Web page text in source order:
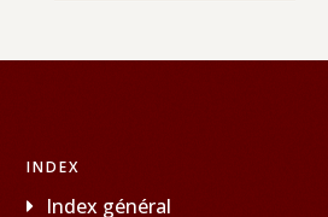
INDEX
Index général